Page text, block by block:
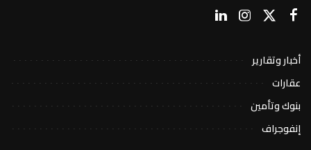
أخبار وتقارير
عقارات
بنوك وتأمين
إنفوجراف